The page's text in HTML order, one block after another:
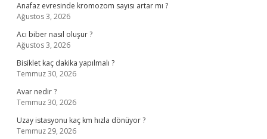
Anafaz evresinde kromozom sayısı artar mı ?
Ağustos 3, 2026
Acı biber nasıl oluşur ?
Ağustos 3, 2026
Bisiklet kaç dakika yapılmalı ?
Temmuz 30, 2026
Avar nedir ?
Temmuz 30, 2026
Uzay istasyonu kaç km hızla dönüyor ?
Temmuz 29, 2026